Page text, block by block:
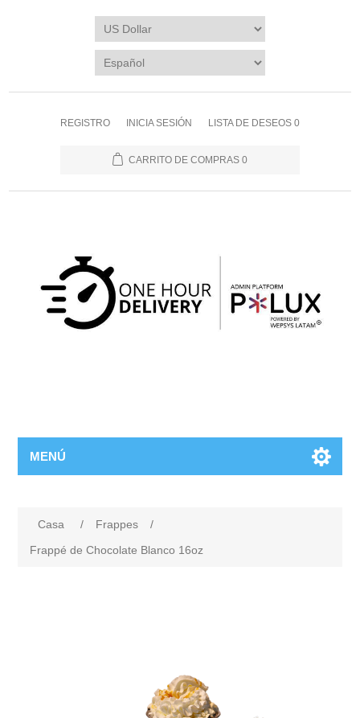
REGISTRO INICIA SESIÓN LISTA DE DESEOS 0
CARRITO DE COMPRAS 0
MENÚ
Casa / Frappes
/
Frappé de Chocolate Blanco 16oz